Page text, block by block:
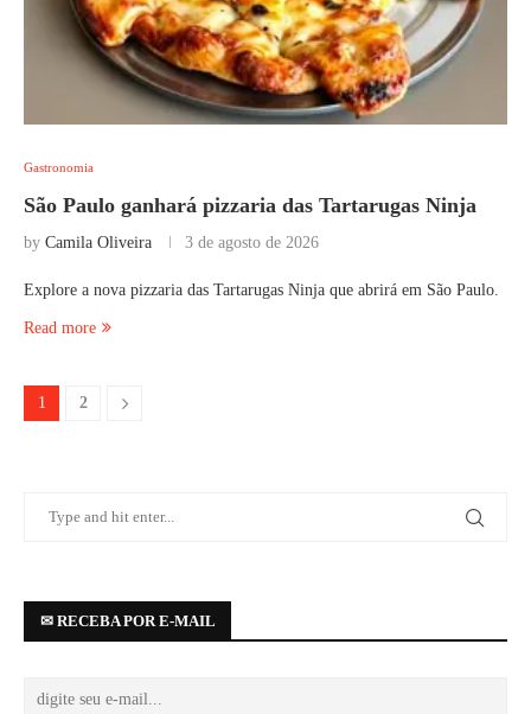
Gastronomia
São Paulo ganhará pizzaria das Tartarugas Ninja
by Camila Oliveira 3 de agosto de 2026
Explore a nova pizzaria das Tartarugas Ninja que abrirá em São Paulo.
Read more
1 2
✉ RECEBA POR E-MAIL